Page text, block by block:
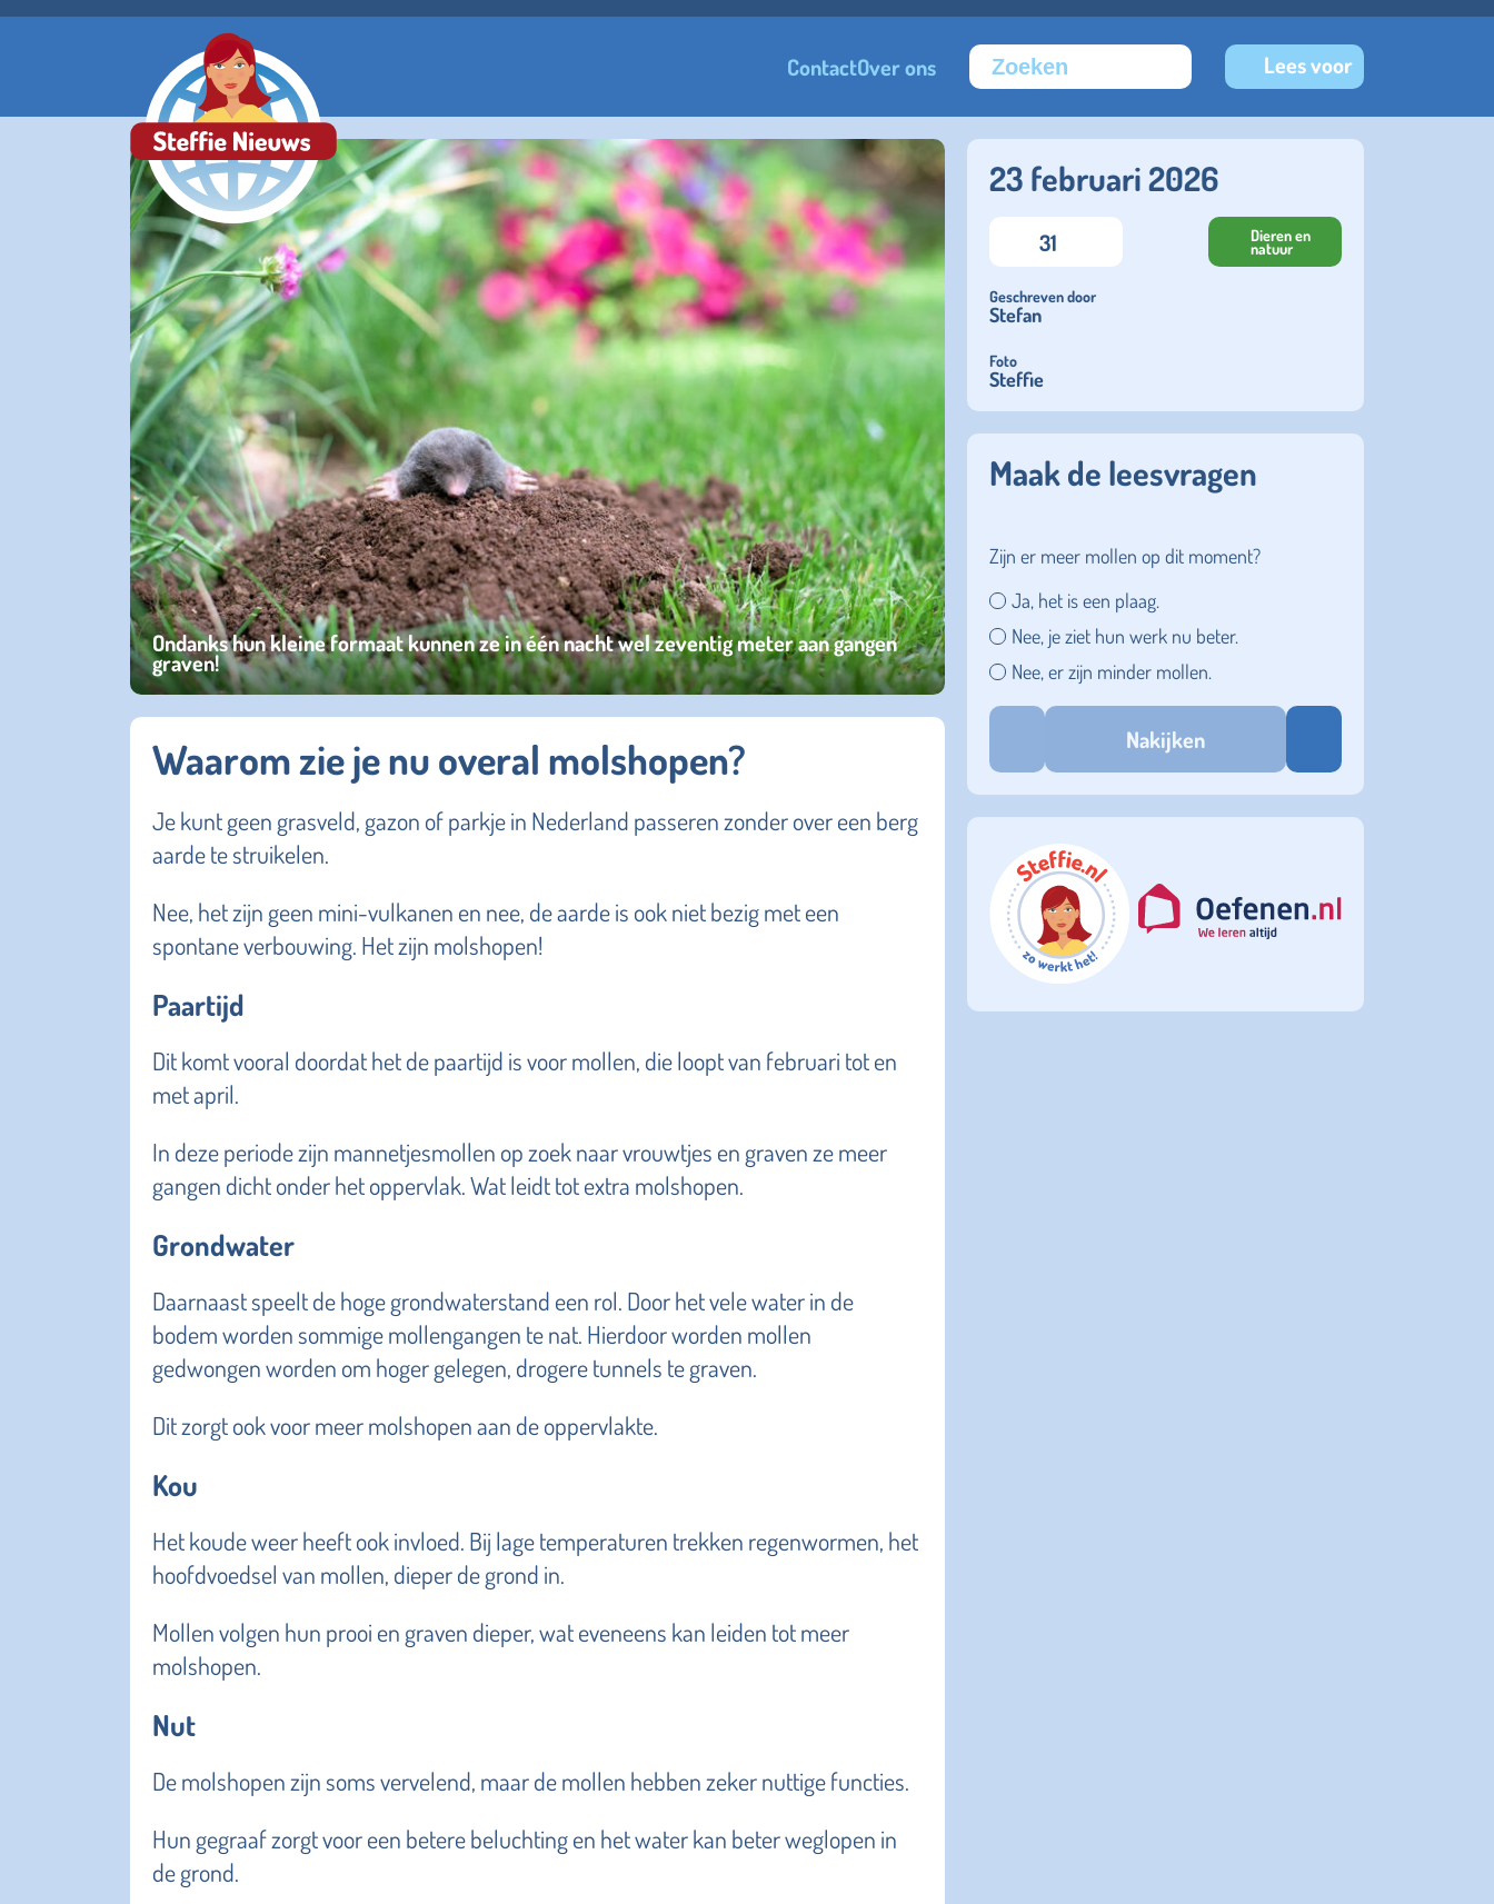
ContactOver ons Lees voor
Ondanks hun kleine formaat kunnen ze in één nacht wel zeventig meter aan gangen
graven!
Waarom zie je nu overal molshopen?
Je kunt geen grasveld, gazon of parkje in Nederland passeren zonder over een berg
aarde te struikelen.
Nee, het zijn geen mini-vulkanen en nee, de aarde is ook niet bezig met een
spontane verbouwing. Het zijn molshopen!
Paartijd
Dit komt vooral doordat het de paartijd is voor mollen, die loopt van februari tot en
met april.
In deze periode zijn mannetjesmollen op zoek naar vrouwtjes en graven ze meer
gangen dicht onder het oppervlak. Wat leidt tot extra molshopen.
Grondwater
Daarnaast speelt de hoge grondwaterstand een rol. Door het vele water in de
bodem worden sommige mollengangen te nat. Hierdoor worden mollen
gedwongen worden om hoger gelegen, drogere tunnels te graven.
Dit zorgt ook voor meer molshopen aan de oppervlakte.
Kou
Het koude weer heeft ook invloed. Bij lage temperaturen trekken regenwormen, het
hoofdvoedsel van mollen, dieper de grond in.
Mollen volgen hun prooi en graven dieper, wat eveneens kan leiden tot meer
molshopen.
Nut
De molshopen zijn soms vervelend, maar de mollen hebben zeker nuttige functies.
Hun gegraaf zorgt voor een betere beluchting en het water kan beter weglopen in
de grond.
23 februari 2026
31
Geschreven door
Stefan
Foto
Steffie
Dieren en
natuur
Maak de leesvragen
Zijn er meer mollen op dit moment?
Ja, het is een plaag.
Nee, je ziet hun werk nu beter.
Nee, er zijn minder mollen.
Nakijken